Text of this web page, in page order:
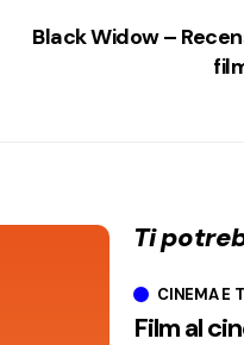
Black Widow –
Ti
CINEMA E
Film al